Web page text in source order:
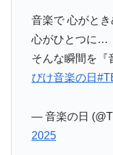
音楽で 心がとき
心がひとつに…
そんな瞬間を『
びけ音楽の日
— 音楽の日
2025